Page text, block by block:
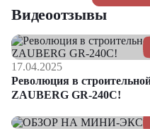
Видеоотзывы
17.04.2025
Революция в
ZAUBERG GR-240C!